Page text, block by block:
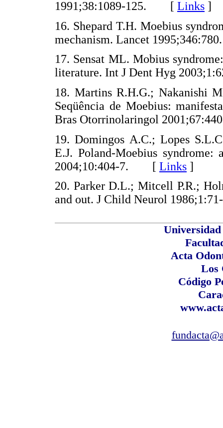
1991;38:1089-125. [ Links ]
16. Shepard T.H. Moebius
mechanism. Lancet
17. Sensat ML. Mobius
literature. Int J Dent Hyg
18. Martins R.H.G.; Nakanishi
Seqüência de Moebius:
Bras Otorrinolaringol
19. Domingos A.C.; Lopes
E.J. Poland-Moebius
2004;10:404-7. [ Links ]
20. Parker D.L.; Mitcell P.R.;
and out. J Child Neurol
Universidad
Acta
Los
Código